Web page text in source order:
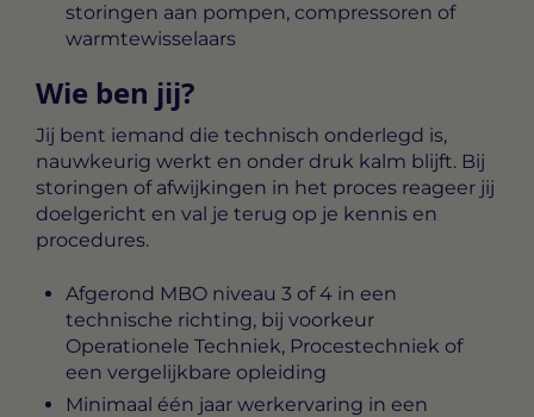
storingen aan pompen, compressoren of
warmtewisselaars
Wie ben jij?
Jij bent iemand die technisch onderlegd is,
nauwkeurig werkt en onder druk kalm blijft. Bij
storingen of afwijkingen in het proces reageer jij
doelgericht en val je terug op je kennis en
procedures.
Afgerond MBO niveau 3 of 4 in een
technische richting, bij voorkeur
Operationele Techniek, Procestechniek of
een vergelijkbare opleiding
Minimaal één jaar werkervaring in een